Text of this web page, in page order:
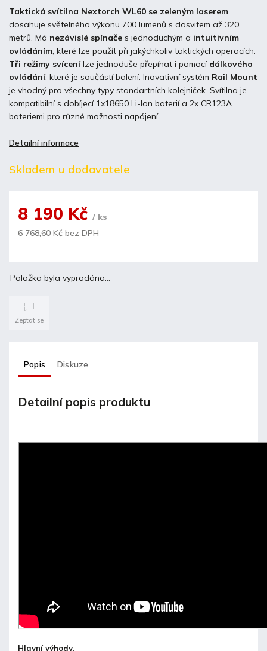
Taktická svítilna Nextorch WL60 se zeleným laserem
dosahuje světelného výkonu 700 lumenů s dosvitem až 320
metrů. Má nezávislé spínače s jednoduchým a intuitivním
ovládáním , které lze použít při jakýchkoliv taktických operacích.
Tři režimy svícenílze jednoduše přepínat i pomocí dálkového
ovládání, které je součástí balení. Inovativní systém Rail Mount
je vhodný pro všechny typy standartních kolejniček. Svítilna je
kompatibilní s dobíjecí 1x18650 Li-Ion baterií a 2x CR123A
bateriemi pro různé možnosti napájení.
Detailní informace
Skladem u dodavatele
8 190 Kč / ks
6 768,60 Kč bez DPH
Položka byla vyprodána…
Zeptat se
Popis Diskuze
Detailní popis produktu
Hlavní výhody: